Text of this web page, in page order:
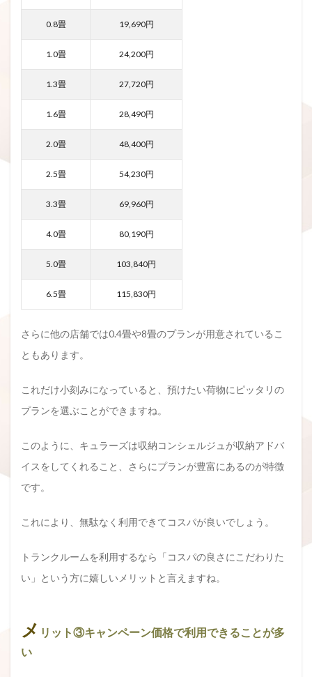
0.8畳 19,690円
1.0畳 24,200円
1.3畳 27,720円
1.6畳 28,490円
2.0畳 48,400円
2.5畳 54,230円
3.3畳 69,960円
4.0畳 80,190円
5.0畳 103,840円
6.5畳 115,830円
さらに他の店舗では0.4畳や8畳のプランが用意されているこ
ともあります。
これだけ小刻みになっていると、預けたい荷物にピッタリの
プランを選ぶことができますね。
このように、キュラーズは収納コンシェルジュが収納アドバ
イスをしてくれること、さらにプランが豊富にあるのが特徴
です。
これにより、無駄なく利用できてコスパが良いでしょう。
トランクルームを利用するなら「コスパの良さにこだわりた
い」という方に嬉しいメリットと言えますね。
メ リット③キャンペーン価格で利用できることが多
い